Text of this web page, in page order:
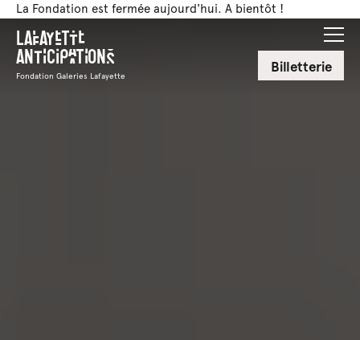
La Fondation est fermée aujourd'hui. A bientôt !
Lafayette
Anticipations
Fondation Galeries Lafayette Billetterie